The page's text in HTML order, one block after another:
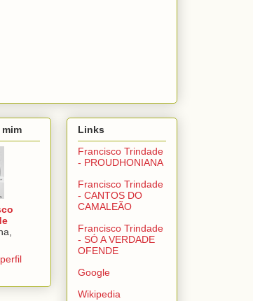
Links
Francisco Trindade
- PROUDHONIANA
Francisco Trindade
- CANTOS DO
CAMALEÃO
Francisco Trindade
- SÓ A VERDADE
OFENDE
Google
Wikipedia